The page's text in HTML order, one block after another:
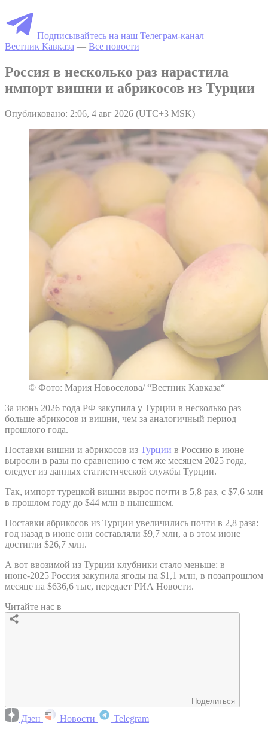
Подписывайтесь на наш Телеграм-канал
Вестник Кавказа — Все новости
Россия в несколько раз нарастила
импорт вишни и абрикосов из Турции
Опубликовано: 2:06, 4 авг 2026 (UTC+3 MSK)
© Фото: Мария Новоселова/ “Вестник Кавказа“
За июнь 2026 года РФ закупила у Турции в несколько раз
больше абрикосов и вишни, чем за аналогичный период
прошлого года.
Поставки вишни и абрикосов из Турции в Россию в июне
выросли в разы по сравнению с тем же месяцем 2025 года,
следует из данных статистической службы Турции.
Так, импорт турецкой вишни вырос почти в 5,8 раз, с $7,6 млн
в прошлом году до $44 млн в нынешнем.
Поставки абрикосов из Турции увеличились почти в 2,8 раза:
год назад в июне они составляли $9,7 млн, а в этом июне
достигли $26,7 млн.
А вот ввозимой из Турции клубники стало меньше: в
июне-2025 Россия закупила ягоды на $1,1 млн, в позапрошлом
месяце на $636,6 тыс, передает РИА Новости.
Читайте нас в
Поделиться
Дзен Новости Telegram